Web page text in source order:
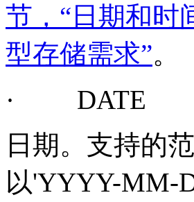
节，“日期和时
型存储需求”。
·
DATE
日期。支持的
以'YYYY-MM-